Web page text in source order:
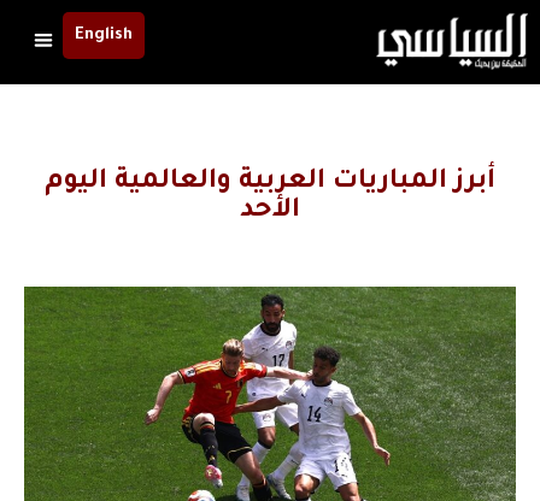
English
أبرز المباريات العربية والعالمية اليوم
الأحد